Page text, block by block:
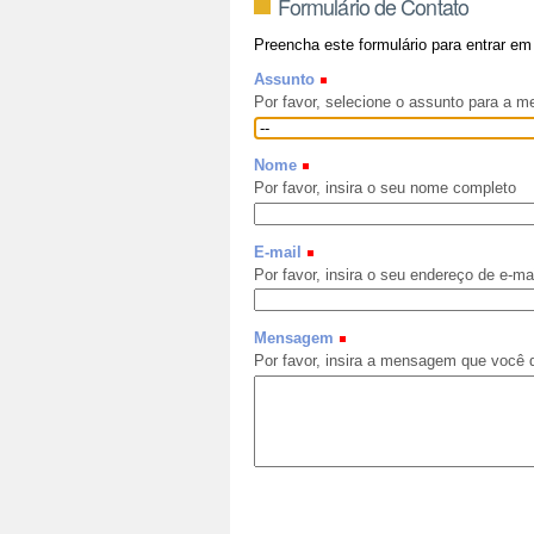
Preencha este formulário para entrar
Assunto
Por favor, selecione o assunto para a
Nome
Por favor, insira o seu nome completo
E-mail
Por favor, insira o seu endereço de e-
Mensagem
Por favor, insira a mensagem que você